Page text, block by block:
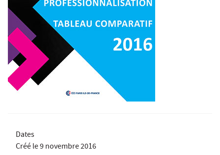
Dates
Créé le9 novembre 2016